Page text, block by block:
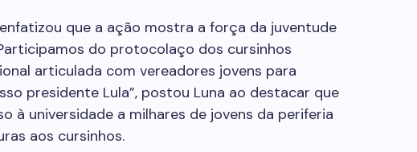
que a ação mostra a força da juventude
do protocolaço dos cursinhos
articulada com vereadores jovens para
presidente Lula”, postou Luna ao destacar que
à universidade a milhares de jovens da periferia
aos cursinhos.